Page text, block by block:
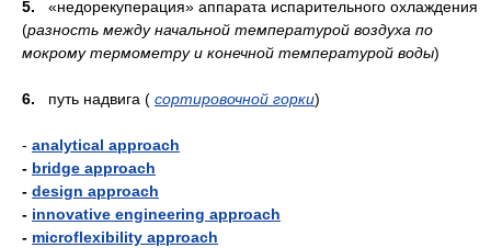
5. «недорекуперация» аппарата испарительного охлаждения
(разность между начальной температурой воздуха по
мокрому термометру и конечной температурой воды)
6. путь надвига ( сортировочной горки)
- analytical approach
- bridge approach
- design approach
- innovative engineering approach
- microflexibility approach